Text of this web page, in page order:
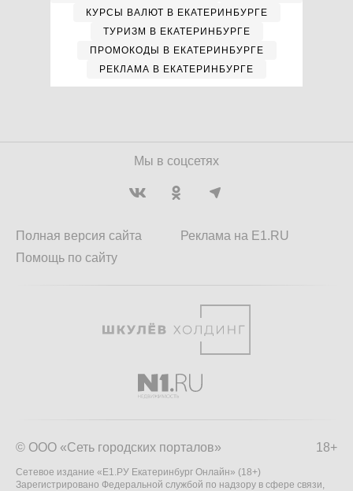
КУРСЫ ВАЛЮТ В ЕКАТЕРИНБУРГЕ
ТУРИЗМ В ЕКАТЕРИНБУРГЕ
ПРОМОКОДЫ В ЕКАТЕРИНБУРГЕ
РЕКЛАМА В ЕКАТЕРИНБУРГЕ
Мы в соцсетях
Полная версия сайта
Помощь по сайту
Реклама на E1.RU
18+
© ООО «Сеть городских порталов»
Сетевое издание «Е1.РУ Екатеринбург Онлайн» (18+)
Зарегистрировано Федеральной службой по надзору в сфере связи,